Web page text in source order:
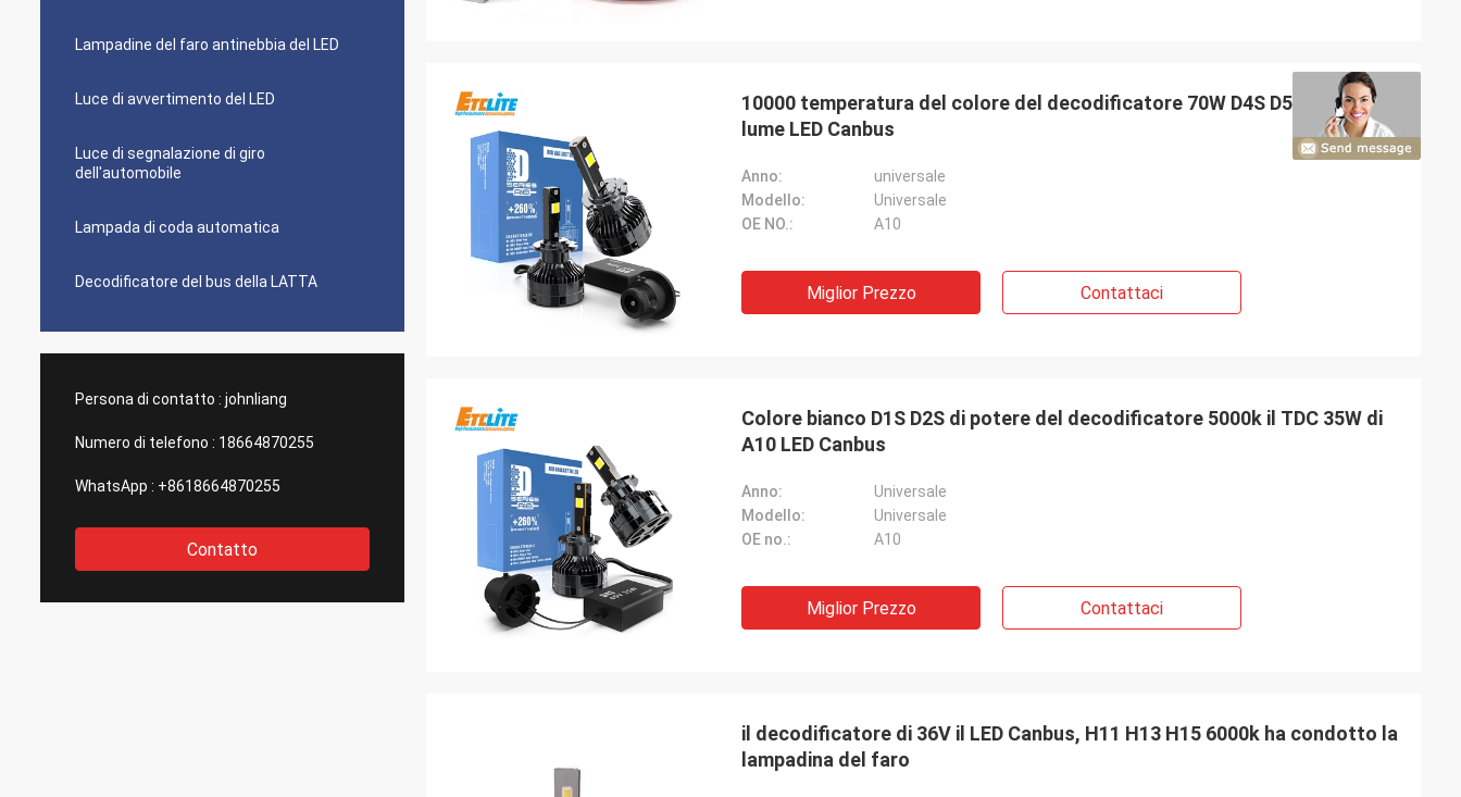
Lampadine del faro antinebbia del LED
Luce di avvertimento del LED
Luce di segnalazione di giro
dell'automobile
Lampada di coda automatica
Decodificatore del bus della LATTA
Persona di contatto : johnliang
Numero di telefono : 18664870255
WhatsApp : +8618664870255
Contatto
10000 temperatura del colore del decodificatore 70W D4S D5S 6000K del
lume LED Canbus
Anno:
universale
Modello:
Universale
OE NO.:
A10
Miglior Prezzo Contattaci
Colore bianco D1S D2S di potere del decodificatore 5000k il TDC 35W di
A10 LED Canbus
Anno:
Universale
Modello:
Universale
OE no.:
A10
Miglior Prezzo Contattaci
il decodificatore di 36V il LED Canbus, H11 H13 H15 6000k ha condotto la
lampadina del faro